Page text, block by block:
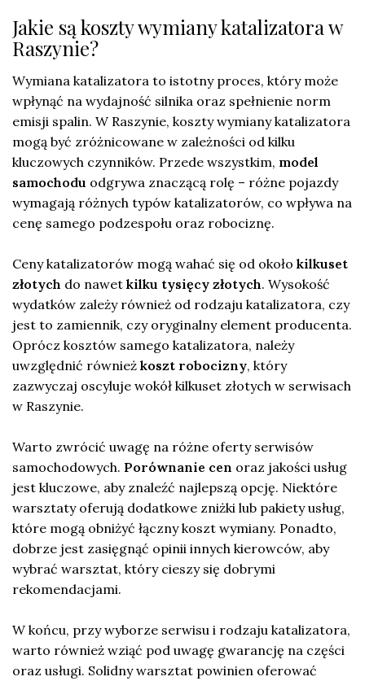
Jakie są koszty wymiany katalizatora w
Raszynie?
Wymiana katalizatora to istotny proces, który może
wpłynąć na wydajność silnika oraz spełnienie norm
emisji spalin. W Raszynie, koszty wymiany katalizatora
mogą być zróżnicowane w zależności od kilku
kluczowych czynników. Przede wszystkim, model
samochodu odgrywa znaczącą rolę – różne pojazdy
wymagają różnych typów katalizatorów, co wpływa na
cenę samego podzespołu oraz robociznę.
Ceny katalizatorów mogą wahać się od około kilkuset
złotych do nawet kilku tysięcy złotych. Wysokość
wydatków zależy również od rodzaju katalizatora, czy
jest to zamiennik, czy oryginalny element producenta.
Oprócz kosztów samego katalizatora, należy
uwzględnić również koszt robocizny, który
zazwyczaj oscyluje wokół kilkuset złotych w serwisach
w Raszynie.
Warto zwrócić uwagę na różne oferty serwisów
samochodowych. Porównanie cen oraz jakości usług
jest kluczowe, aby znaleźć najlepszą opcję. Niektóre
warsztaty oferują dodatkowe zniżki lub pakiety usług,
które mogą obniżyć łączny koszt wymiany. Ponadto,
dobrze jest zasięgnąć opinii innych kierowców, aby
wybrać warsztat, który cieszy się dobrymi
rekomendacjami.
W końcu, przy wyborze serwisu i rodzaju katalizatora,
warto również wziąć pod uwagę gwarancję na części
oraz usługi. Solidny warsztat powinien oferować